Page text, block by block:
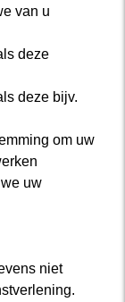
van u
deze
deze bijv.
om uw
uw
niet